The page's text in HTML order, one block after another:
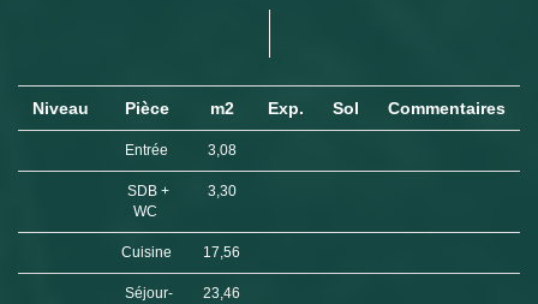
Niveau Pièce m2 Exp. Sol Commentaires
Entrée 3,08
SDB +
WC
3,30
Cuisine 17,56
Séjour-
23,46